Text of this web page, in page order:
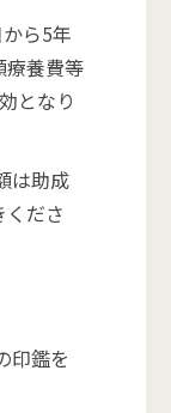
ら5年
療養費等
となり
は助成
ださ
印鑑を